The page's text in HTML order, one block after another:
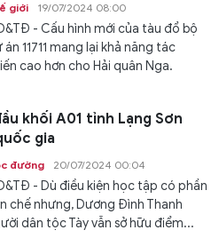
giới 19/07/2024 08:00
- Cấu hình mới của tàu đổ bộ
án 11711 mang lại khả năng tác
cao hơn cho Hải quân Nga.
khối A01 tỉnh Lạng Sơn
gia
đường 20/07/2024 00:04
- Dù điều kiện học tập có phần
chế nhưng, Dương Đình Thanh
dân tộc Tày vẫn sở hữu điểm...